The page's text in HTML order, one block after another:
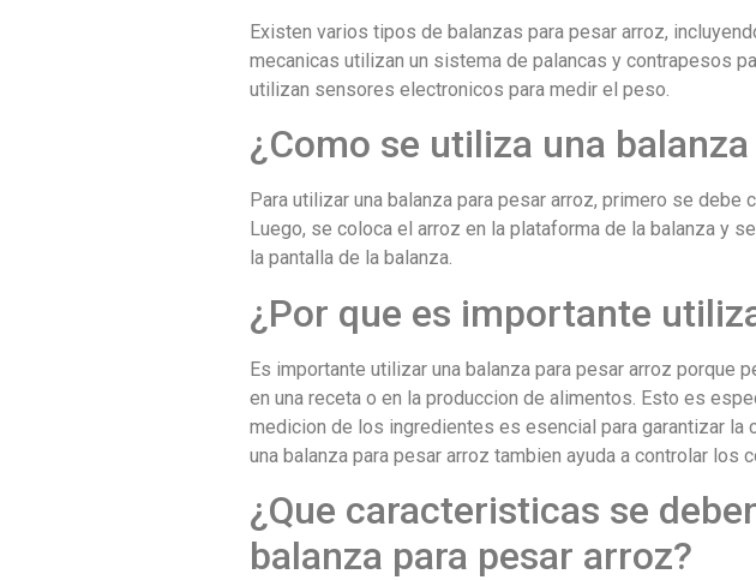
Existen varios tipos de balanzas para pesar arroz,
mecanicas utilizan un sistema de palancas y contrapesos
utilizan sensores electronicos para medir el peso.
¿Como se utiliza una
Para utilizar una balanza para pesar arroz, primero se
Luego, se coloca el arroz en la plataforma de la balanza y
la pantalla de la balanza.
¿Por que es importante
Es importante utilizar una balanza para pesar arroz
en una receta o en la produccion de alimentos. Esto es
medicion de los ingredientes es esencial para garantizar
una balanza para pesar arroz tambien ayuda a controlar
¿Que caracteristicas se
balanza para pesar arroz?